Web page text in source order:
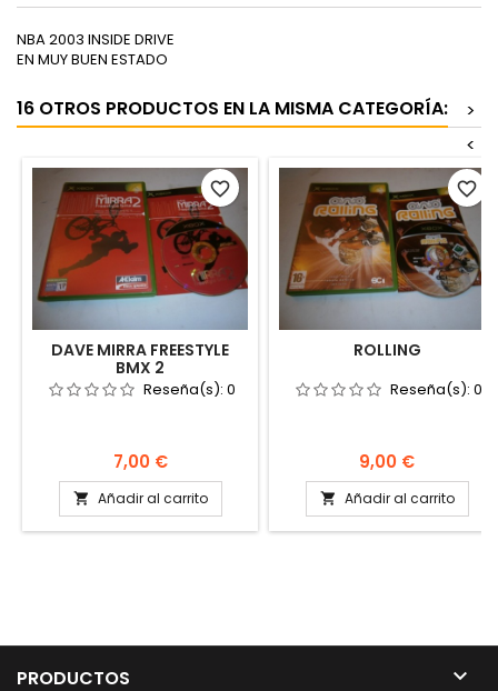
NBA 2003 INSIDE DRIVE
EN MUY BUEN ESTADO
16 OTROS PRODUCTOS EN LA MISMA CATEGORÍA:
>
<
DAVE MIRRA FREESTYLE
BMX 2
Reseña(s): 0
Precio
7,00 €
 Añadir al carrito
favorite_border
ROLLING
Reseña(s): 0
Precio
9,00 €
 Añadir al carrito
favorite_border
PRODUCTOS 